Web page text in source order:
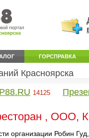
ГОРСПРАВКА
Красноярска
14125
, ООО,
организации Робин